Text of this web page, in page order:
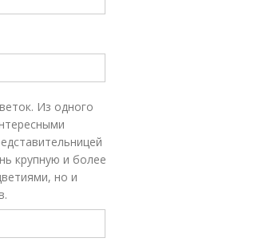
Из одного
крупную и более
но и